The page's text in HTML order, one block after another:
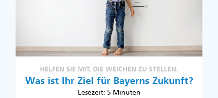
HELFEN SIE MIT, DIE WEICHEN ZU STELLEN.
Was ist Ihr Ziel für Bayerns Zukunft?
Lesezeit: 5 Minuten